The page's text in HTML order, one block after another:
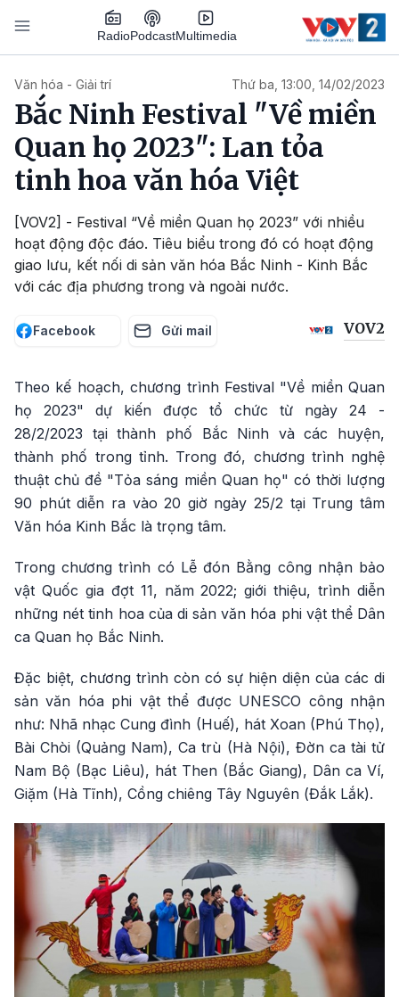
Nhảy đến nội dung
RadioPodcastMultimedia
Văn hóa - Giải trí Thứ ba, 13:00, 14/02/2023
Bắc Ninh Festival "Về miền
Quan họ 2023": Lan tỏa
tinh hoa văn hóa Việt
[VOV2] - Festival “Về miền Quan họ 2023” với nhiều
hoạt động độc đáo. Tiêu biểu trong đó có hoạt động
giao lưu, kết nối di sản văn hóa Bắc Ninh - Kinh Bắc
với các địa phương trong và ngoài nước.
Facebook Gửi mail VOV2
Theo kế hoạch, chương trình Festival "Về miền Quan
họ 2023" dự kiến được tổ chức từ ngày 24 -
28/2/2023 tại thành phố Bắc Ninh và các huyện,
thành phố trong tỉnh. Trong đó, chương trình nghệ
thuật chủ đề "Tỏa sáng miền Quan họ" có thời lượng
90 phút diễn ra vào 20 giờ ngày 25/2 tại Trung tâm
Văn hóa Kinh Bắc là trọng tâm.
Trong chương trình có Lễ đón Bằng công nhận bảo
vật Quốc gia đợt 11, năm 2022; giới thiệu, trình diễn
những nét tinh hoa của di sản văn hóa phi vật thể Dân
ca Quan họ Bắc Ninh.
Đặc biệt, chương trình còn có sự hiện diện của các di
sản văn hóa phi vật thể được UNESCO công nhận
như: Nhã nhạc Cung đình (Huế), hát Xoan (Phú Thọ),
Bài Chòi (Quảng Nam), Ca trù (Hà Nội), Đờn ca tài tử
Nam Bộ (Bạc Liêu), hát Then (Bắc Giang), Dân ca Ví,
Giặm (Hà Tĩnh), Cồng chiêng Tây Nguyên (Đắk Lắk).